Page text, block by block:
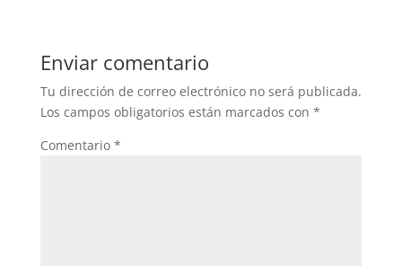
Enviar comentario
Tu dirección de correo electrónico no será publicada.
Los campos obligatorios están marcados con *
Comentario *